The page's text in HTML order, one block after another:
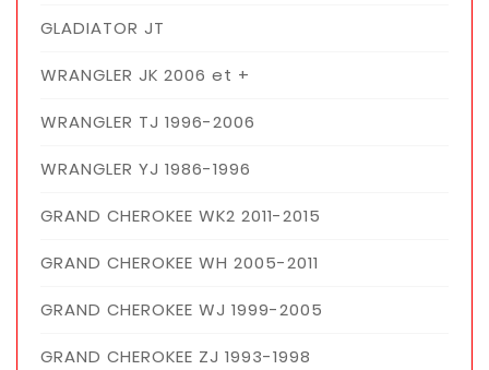
GLADIATOR JT
WRANGLER JK 2006 et +
WRANGLER TJ 1996-2006
WRANGLER YJ 1986-1996
GRAND CHEROKEE WK2 2011-2015
GRAND CHEROKEE WH 2005-2011
GRAND CHEROKEE WJ 1999-2005
GRAND CHEROKEE ZJ 1993-1998